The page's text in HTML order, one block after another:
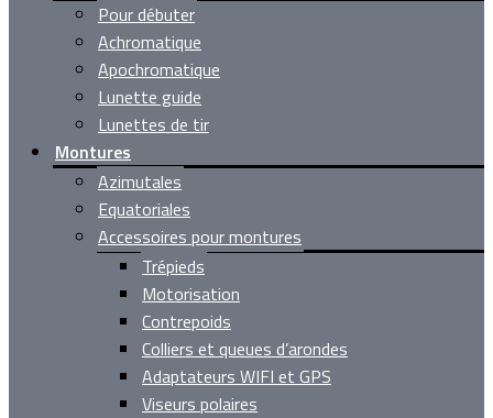
Pour débuter
Achromatique
Apochromatique
Lunette guide
Lunettes de tir
Montures
Azimutales
Equatoriales
Accessoires pour montures
Trépieds
Motorisation
Contrepoids
Colliers et queues d’arondes
Adaptateurs WIFI et GPS
Viseurs polaires